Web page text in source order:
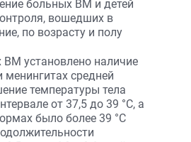
ВМ установлено наличие
средней
температуры тела
от 37,5 до 39 °С, а
было более 39 °С